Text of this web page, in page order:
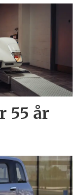
55 år